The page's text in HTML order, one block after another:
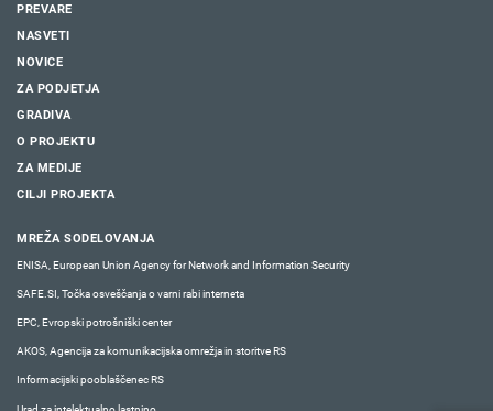
PREVARE
NASVETI
NOVICE
ZA PODJETJA
GRADIVA
O PROJEKTU
ZA MEDIJE
CILJI PROJEKTA
MREŽA SODELOVANJA
ENISA, European Union Agency for Network and Information Security
SAFE.SI, Točka osveščanja o varni rabi interneta
EPC, Evropski potrošniški center
AKOS, Agencija za komunikacijska omrežja in storitve RS
Informacijski pooblaščenec RS